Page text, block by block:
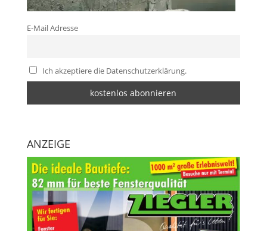
E-Mail Adresse
Ich akzeptiere die Datenschutzerklärung.
ANZEIGE